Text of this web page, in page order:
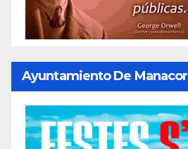
Ayuntamiento De Manacor